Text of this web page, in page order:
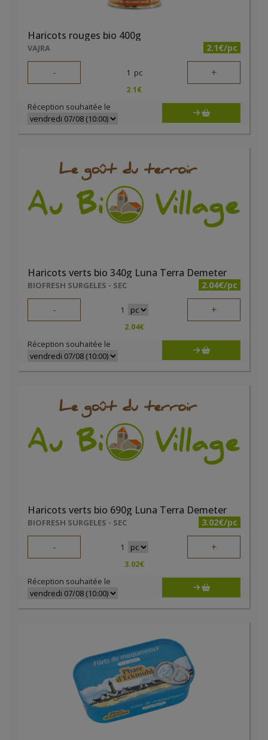
Haricots rouges bio 400g
VAJRA 2.1€/pc
- 1 pc +
2.1€
Réception souhaitée le
Haricots verts bio 340g Luna Terra Demeter
BIOFRESH SURGELES - SEC 2.04€/pc
- 1 +
2.04€
Réception souhaitée le
Haricots verts bio 690g Luna Terra Demeter
BIOFRESH SURGELES - SEC 3.02€/pc
- 1 +
3.02€
Réception souhaitée le